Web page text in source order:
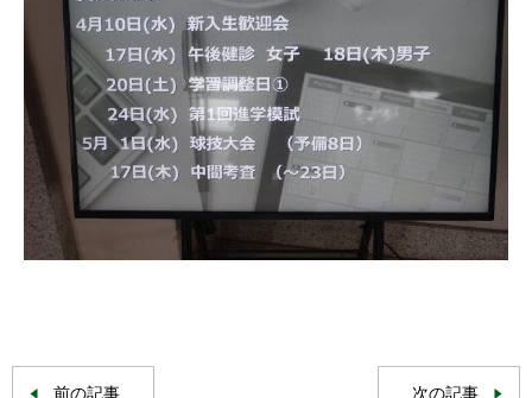
前の記事 次の記事